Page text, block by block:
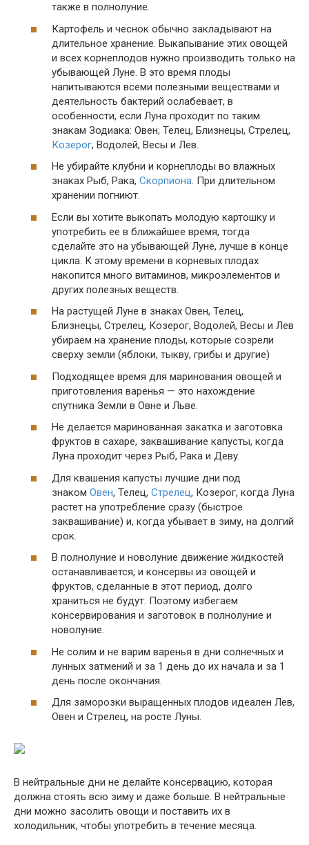
также в полнолуние.
Картофель и чеснок обычно закладывают на
длительное хранение. Выкапывание этих овощей
и всех корнеплодов нужно производить только на
убывающей Луне. В это время плоды
напитываются всеми полезными веществами и
деятельность бактерий ослабевает, в
особенности, если Луна проходит по таким
знакам Зодиака: Овен, Телец, Близнецы, Стрелец,
Козерог, Водолей, Весы и Лев.
Не убирайте клубни и корнеплоды во влажных
знаках Рыб, Рака, Скорпиона. При длительном
хранении погниют.
Если вы хотите выкопать молодую картошку и
употребить ее в ближайшее время, тогда
сделайте это на убывающей Луне, лучше в конце
цикла. К этому времени в корневых плодах
накопится много витаминов, микроэлементов и
других полезных веществ.
На растущей Луне в знаках Овен, Телец,
Близнецы, Стрелец, Козерог, Водолей, Весы и Лев
убираем на хранение плоды, которые созрели
сверху земли (яблоки, тыкву, грибы и другие)
Подходящее время для маринования овощей и
приготовления варенья — это нахождение
спутника Земли в Овне и Льве.
Не делается маринованная закатка и заготовка
фруктов в сахаре, заквашивание капусты, когда
Луна проходит через Рыб, Рака и Деву.
Для квашения капусты лучшие дни под
знаком Овен, Телец, Стрелец, Козерог, когда Луна
растет на употребление сразу (быстрое
заквашивание) и, когда убывает в зиму, на долгий
срок.
В полнолуние и новолуние движение жидкостей
останавливается, и консервы из овощей и
фруктов, сделанные в этот период, долго
храниться не будут. Поэтому избегаем
консервирования и заготовок в полнолуние и
новолуние.
Не солим и не варим варенья в дни солнечных и
лунных затмений и за 1 день до их начала и за 1
день после окончания.
Для заморозки выращенных плодов идеален Лев,
Овен и Стрелец, на росте Луны.
В нейтральные дни не делайте консервацию, которая
должна стоять всю зиму и даже больше. В нейтральные
дни можно засолить овощи и поставить их в
холодильник, чтобы употребить в течение месяца.